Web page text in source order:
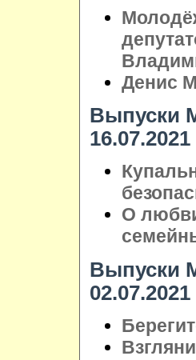
Денис
Выпуски
16.07.2021
О
Выпуски
02.07.2021